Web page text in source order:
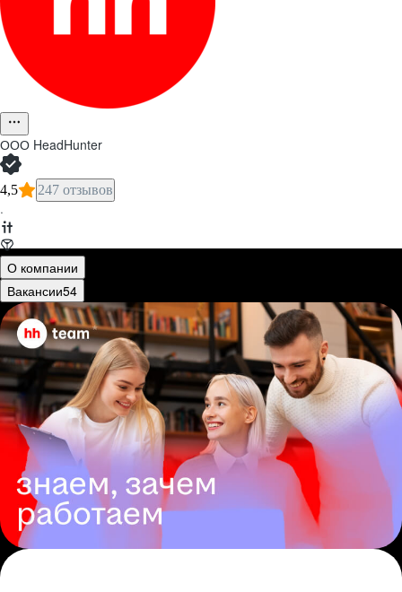
ООО HeadHunter
4,5 247 отзывов
·
О компании
Вакансии54